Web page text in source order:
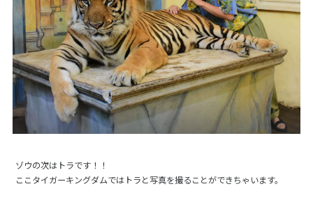
ゾウの次はトラです！！
ここタイガーキングダムではトラと写真を撮ることができちゃいます。